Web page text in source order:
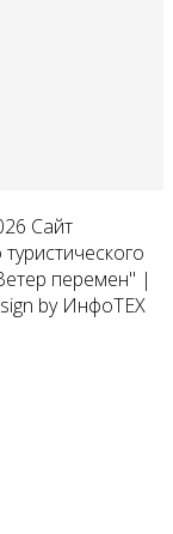
Сайт
перемен" |
by ИнфоТЕХ